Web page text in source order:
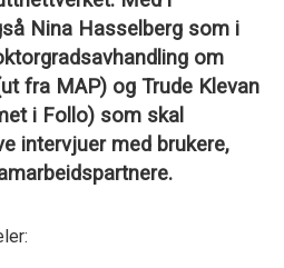
Nina Hasselberg som i
om
fra MAP) og Trude Klevan
i Follo) som skal
intervjuer med brukere,